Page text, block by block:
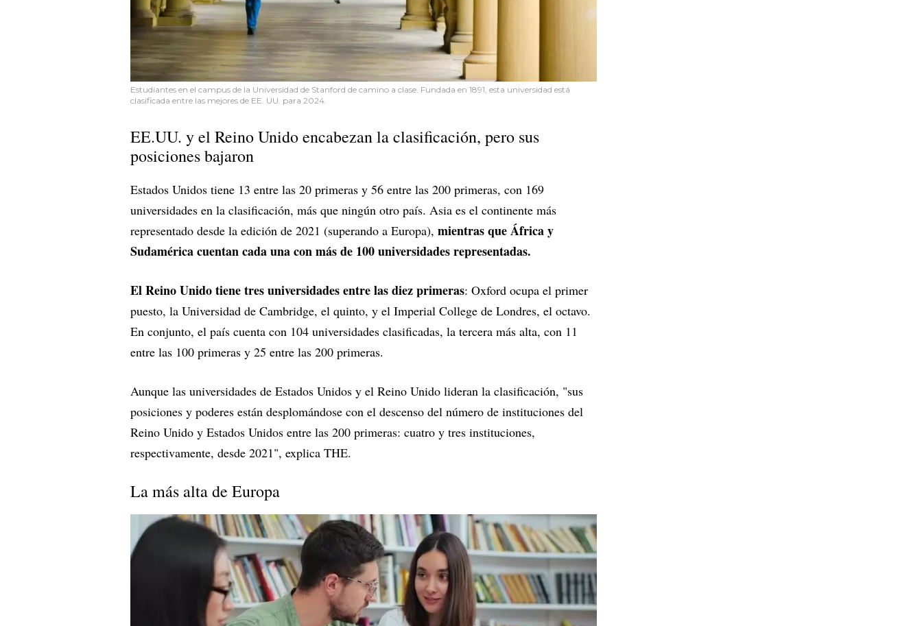
Estudiantes en el campus de la Universidad de Stanford de camino a clase. Fundada en 1891, esta universidad está
clasificada entre las mejores de EE. UU. para 2024.
EE.UU. y el Reino Unido encabezan la clasificación, pero sus
posiciones bajaron
Estados Unidos tiene 13 entre las 20 primeras y 56 entre las 200 primeras, con 169
universidades en la clasificación, más que ningún otro país. Asia es el continente más
representado desde la edición de 2021 (superando a Europa), mientras que África y
Sudamérica cuentan cada una con más de 100 universidades representadas.
El Reino Unido tiene tres universidades entre las diez primeras: Oxford ocupa el primer
puesto, la Universidad de Cambridge, el quinto, y el Imperial College de Londres, el octavo.
En conjunto, el país cuenta con 104 universidades clasificadas, la tercera más alta, con 11
entre las 100 primeras y 25 entre las 200 primeras.
Aunque las universidades de Estados Unidos y el Reino Unido lideran la clasificación, "sus
posiciones y poderes están desplomándose con el descenso del número de instituciones del
Reino Unido y Estados Unidos entre las 200 primeras: cuatro y tres instituciones,
respectivamente, desde 2021", explica THE.
La más alta de Europa